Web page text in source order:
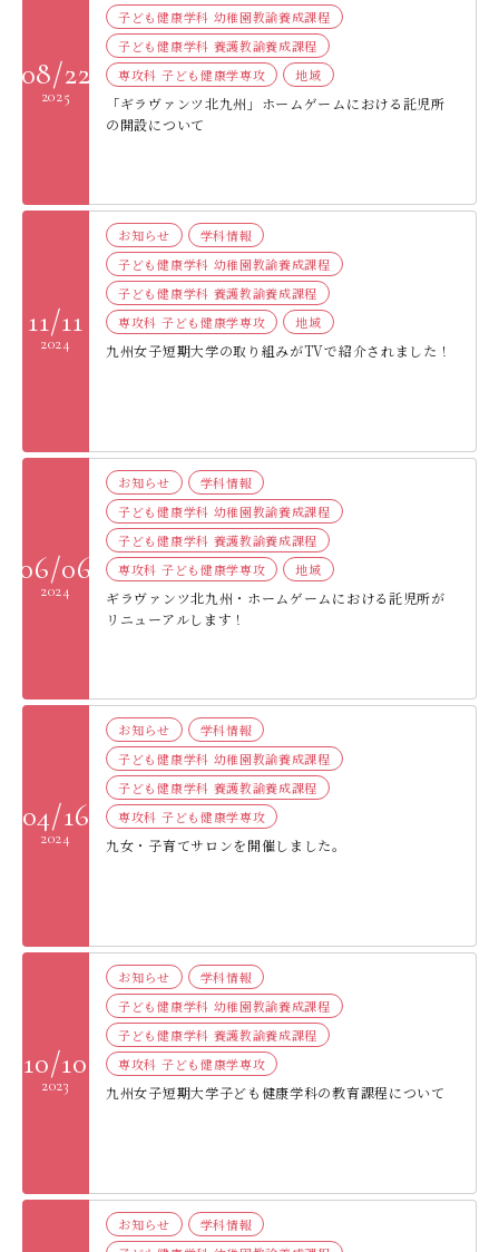
08/22
2025
子ども健康学科 幼稚園教諭養成課程
子ども健康学科 養護教諭養成課程
専攻科 子ども健康学専攻
地域
「ギラヴァンツ北九州」ホームゲームにおける託児所
の開設について
11/11
2024
お知らせ
学科情報
子ども健康学科 幼稚園教諭養成課程
子ども健康学科 養護教諭養成課程
専攻科 子ども健康学専攻
地域
九州女子短期大学の取り組みがTVで紹介されました！
06/06
2024
お知らせ
学科情報
子ども健康学科 幼稚園教諭養成課程
子ども健康学科 養護教諭養成課程
専攻科 子ども健康学専攻
地域
ギラヴァンツ北九州・ホームゲームにおける託児所が
リニューアルします！
04/16
2024
お知らせ
学科情報
子ども健康学科 幼稚園教諭養成課程
子ども健康学科 養護教諭養成課程
専攻科 子ども健康学専攻
九女・子育てサロンを開催しました。
10/10
2023
お知らせ
学科情報
子ども健康学科 幼稚園教諭養成課程
子ども健康学科 養護教諭養成課程
専攻科 子ども健康学専攻
九州女子短期大学子ども健康学科の教育課程について
お知らせ
学科情報